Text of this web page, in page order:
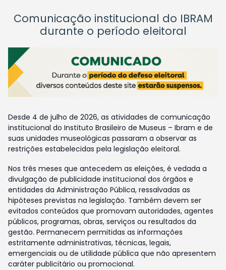
Comunicação institucional do IBRAM
durante o período eleitoral
Desde 4 de julho de 2026, as atividades de comunicação
institucional do Instituto Brasileiro de Museus – Ibram e de
suas unidades museológicas passaram a observar as
restrições estabelecidas pela legislação eleitoral.
Nos três meses que antecedem as eleições, é vedada a
divulgação de publicidade institucional dos órgãos e
entidades da Administração Pública, ressalvadas as
hipóteses previstas na legislação. Também devem ser
evitados conteúdos que promovam autoridades, agentes
públicos, programas, obras, serviços ou resultados da
gestão. Permanecem permitidas as informações
estritamente administrativas, técnicas, legais,
emergenciais ou de utilidade pública que não apresentem
caráter publicitário ou promocional.